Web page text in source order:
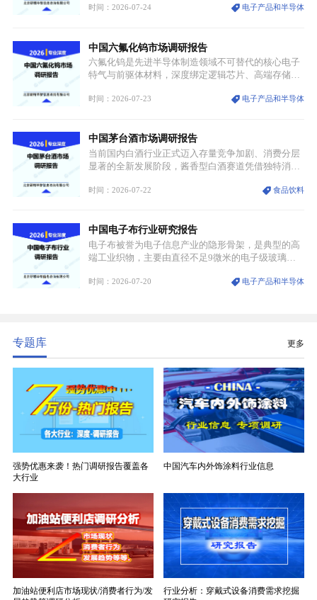
与大国科技博弈的关键战略资源。镓并非传统大宗金
领域渗透”的战略体系，成为全球科技产业运转的刚
需资源。
时间：2026-07-24 电子产品和半导体
中国六氟化钨市场调研报告
六氟化钨是先进半导体制造领域不可替代的核心电子
特气与前驱体材料，深度绑定逻辑芯片、高端存储芯
沉积（CVD）、原子层沉积（ALD）工艺专用前驱体
密制造流程。
时间：2026-07-23 电子产品和半导体
中国茅台酒市场调研报告
当前国内白酒行业正式迈入存量竞争加剧、消费分层
显著的全新发展阶段，酱香型白酒赛道凭借独特消费
道。贵州茅台凭借独一无二的核心产区壁垒、刚性产
业。
时间：2026-07-22 食品饮料
中国电子布行业研究报告
电子布被誉为电子信息产业的隐形骨架，是典型的高
端工业织物，主要由直径不足9微米的电子级玻璃纤
生产制造过程中不可或缺的核心基材。电子布具备高
时间：2026-07-20 电子产品和半导体
专题库 更多
强势优惠来袭！热门调研报告覆盖各
大行业
中国汽车内外饰涂料行业信息
加油站便利店市场现状/消费者行为/发
行业分析：穿戴式设备消费需求挖掘